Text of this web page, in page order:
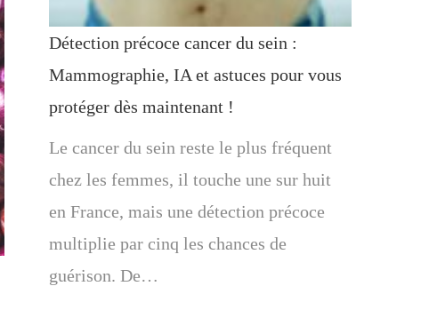
Détection précoce cancer du sein :
Mammographie, IA et astuces pour vous
protéger dès maintenant !
Le cancer du sein reste le plus fréquent
chez les femmes, il touche une sur huit
en France, mais une détection précoce
multiplie par cinq les chances de
guérison. De…